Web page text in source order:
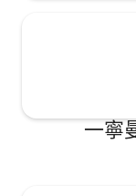
目”，木+目=相。
清迈相遇、相知、
一寧